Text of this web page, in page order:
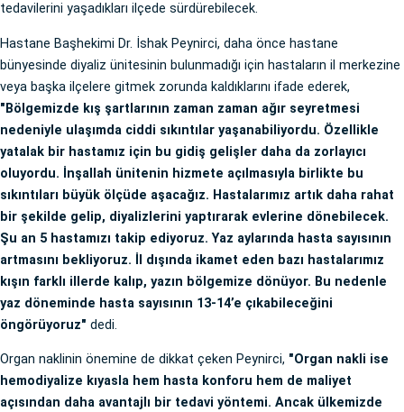
tedavilerini yaşadıkları ilçede sürdürebilecek.
Hastane Başhekimi Dr. İshak Peynirci, daha önce hastane
bünyesinde diyaliz ünitesinin bulunmadığı için hastaların il merkezine
veya başka ilçelere gitmek zorunda kaldıklarını ifade ederek,
"Bölgemizde kış şartlarının zaman zaman ağır seyretmesi
nedeniyle ulaşımda ciddi sıkıntılar yaşanabiliyordu. Özellikle
yatalak bir hastamız için bu gidiş gelişler daha da zorlayıcı
oluyordu. İnşallah ünitenin hizmete açılmasıyla birlikte bu
sıkıntıları büyük ölçüde aşacağız. Hastalarımız artık daha rahat
bir şekilde gelip, diyalizlerini yaptırarak evlerine dönebilecek.
Şu an 5 hastamızı takip ediyoruz. Yaz aylarında hasta sayısının
artmasını bekliyoruz. İl dışında ikamet eden bazı hastalarımız
kışın farklı illerde kalıp, yazın bölgemize dönüyor. Bu nedenle
yaz döneminde hasta sayısının 13-14’e çıkabileceğini
öngörüyoruz" dedi.
Organ naklinin önemine de dikkat çeken Peynirci, "Organ nakli ise
hemodiyalize kıyasla hem hasta konforu hem de maliyet
açısından daha avantajlı bir tedavi yöntemi. Ancak ülkemizde